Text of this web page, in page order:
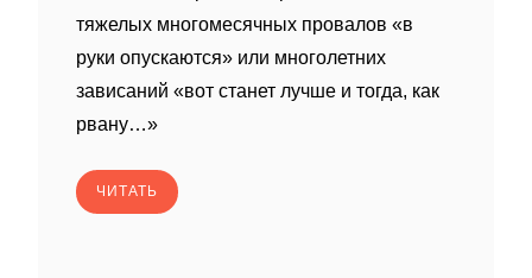
тяжелых многомесячных провалов «в
руки опускаются» или многолетних
зависаний «вот станет лучше и тогда, как
рвану…»
ЧИТАТЬ